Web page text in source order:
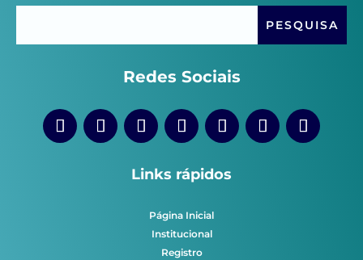
Redes Sociais
Links rápidos
Página Inicial
Institucional
Registro